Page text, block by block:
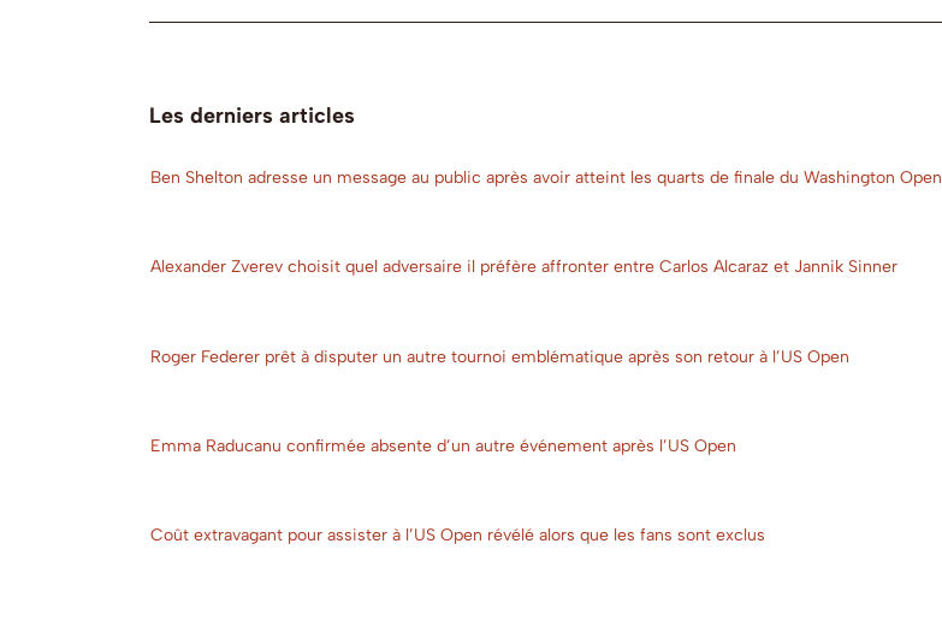
Les derniers articles
Ben Shelton adresse un message au public après avoir atteint les quarts de finale du Washington Open
Alexander Zverev choisit quel adversaire il préfère affronter entre Carlos Alcaraz et Jannik Sinner
Roger Federer prêt à disputer un autre tournoi emblématique après son retour à l’US Open
Emma Raducanu confirmée absente d’un autre événement après l’US Open
Coût extravagant pour assister à l’US Open révélé alors que les fans sont exclus